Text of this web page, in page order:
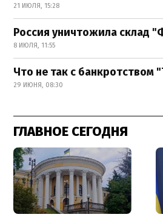
21 ИЮЛЯ, 15:28
Россия уничтожила склад
8 ИЮЛЯ, 11:55
Что не так с банкротством
29 ИЮНЯ, 08:30
ГЛАВНОЕ СЕГОДНЯ